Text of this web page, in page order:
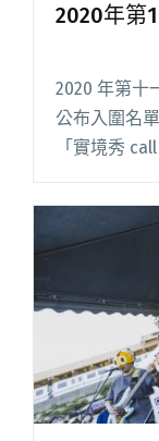
2020年第
2020 年第十
公布入圍名
「實境秀
亨、北流董
軒與閱讀全